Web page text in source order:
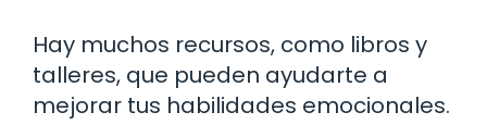
Hay muchos recursos, como libros y
talleres, que pueden ayudarte a
mejorar tus habilidades emocionales.